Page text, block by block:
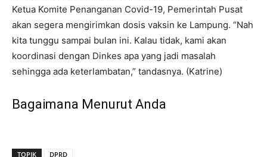
Ketua Komite Penanganan Covid-19, Pemerintah Pusat
akan segera mengirimkan dosis vaksin ke Lampung. “Nah
kita tunggu sampai bulan ini. Kalau tidak, kami akan
koordinasi dengan Dinkes apa yang jadi masalah
sehingga ada keterlambatan,” tandasnya. (Katrine)
Bagaimana Menurut Anda
TOPIK DPRD